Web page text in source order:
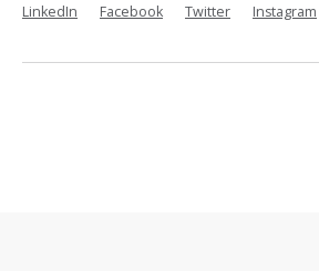
LinkedIn
Facebook Twitter Instagram